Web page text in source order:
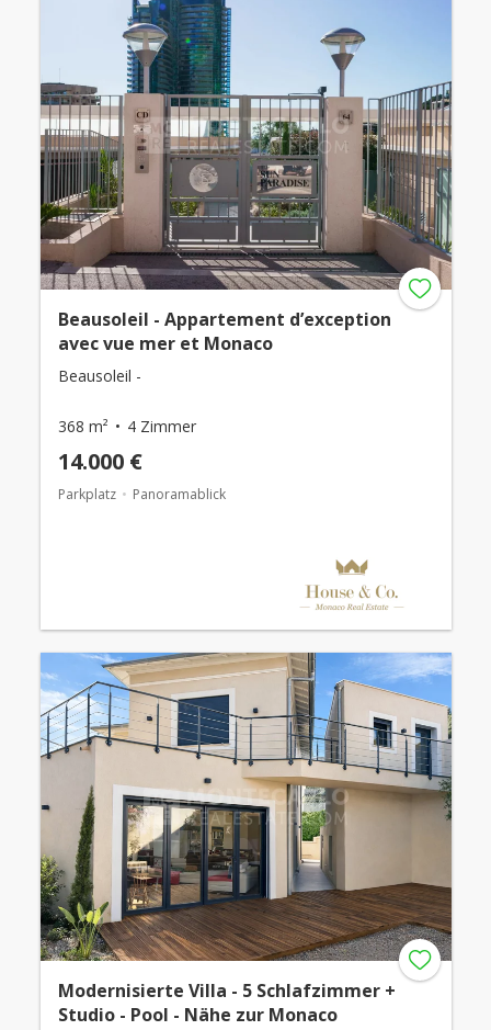
Beausoleil - Appartement d’exception
avec vue mer et Monaco
Beausoleil -
368 m² 4 Zimmer
14.000 €
Parkplatz Panoramablick
Modernisierte Villa - 5 Schlafzimmer +
Studio - Pool - Nähe zur Monaco